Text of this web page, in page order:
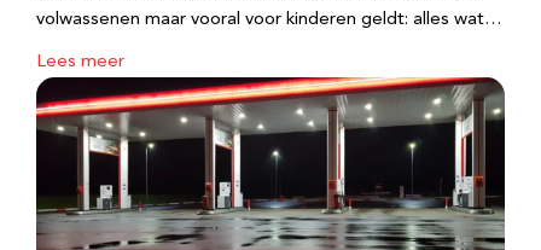
volwassenen maar vooral voor kinderen geldt: alles wat…
Lees meer